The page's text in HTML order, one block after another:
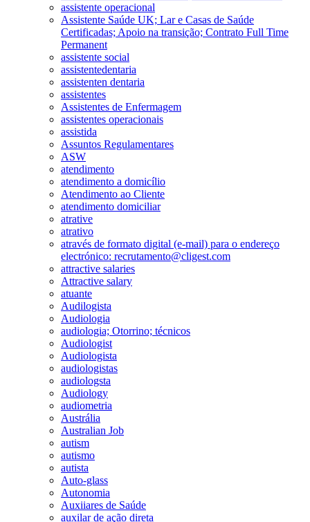
assistente operacional
Assistente Saúde UK; Lar e Casas de Saúde
Certificadas; Apoio na transição; Contrato Full Time
Permanent
assistente social
assistentedentaria
assistenten dentaria
assistentes
Assistentes de Enfermagem
assistentes operacionais
assistida
Assuntos Regulamentares
ASW
atendimento
atendimento a domicílio
Atendimento ao Cliente
atendimento domiciliar
atrative
atrativo
através de formato digital (e-mail) para o endereço
electrónico: recrutamento@cligest.com
attractive salaries
Attractive salary
atuante
Audilogista
Audiologia
audiologia; Otorrino; técnicos
Audiologist
Audiologista
audiologistas
audiologsta
Audiology
audiometria
Austrália
Australian Job
autism
autismo
autista
Auto-glass
Autonomia
Auxiiares de Saúde
auxilar de ação direta